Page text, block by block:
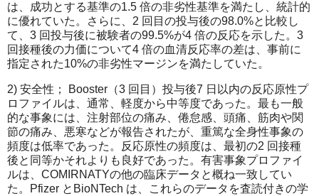
は、成功とする基準の1.5 倍の非劣性基準を満たし、統計的
に優れていた。さらに、2 回目の投与後の98.0%と比較し
て、3 回投与後に被験者の99.5%が4 倍の反応を示した。3
回接種後の力価について4 倍の血清反応率の差は、事前に
指定された10%の非劣性マージンを満たしていた。
2) 安全性； Booster（3 回目）投与後7 日以内の反応原性プ
ロファイルは、通常、軽度から中等度であった。最も一般
的な事象には、注射部位の痛み、倦怠感、頭痛、筋肉や関
節の痛み、悪寒などが報告されたが、重篤な全身性事象の
頻度は低率であった。反応原性の頻度は、最初の2 回接種
後と同等かそれよりも良好であった。有害事象プロファイ
ルは、COMIRNATYの他の臨床データと概ね一致してい
た。Pfizer とBioNTech は、これらのデータを査読付きの学